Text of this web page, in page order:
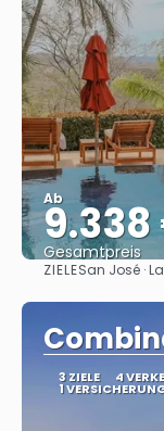
Ab
Gesamtpreis
ZIELESan José ·
3 ZIELE 4
1